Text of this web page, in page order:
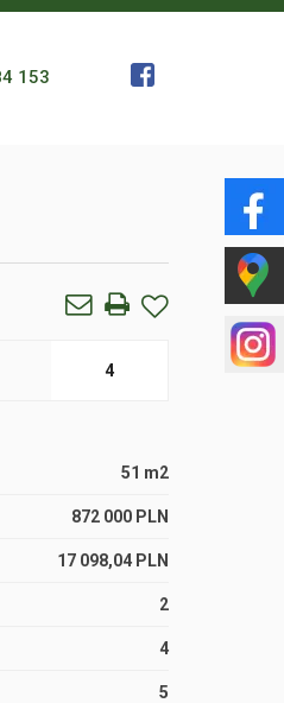
153
4
51 m2
872 000 PLN
17 098,04 PLN
2
4
5